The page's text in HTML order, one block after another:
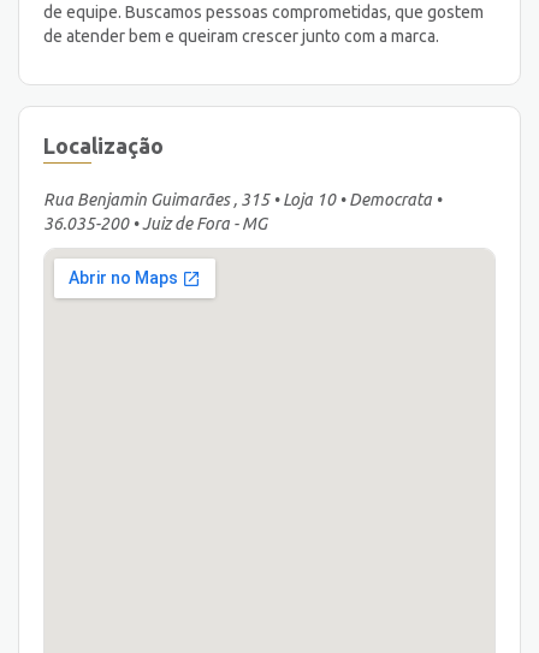
de equipe. Buscamos pessoas comprometidas, que gostem
de atender bem e queiram crescer junto com a marca.
Localização
Rua Benjamin Guimarães , 315 • Loja 10 • Democrata •
36.035-200 • Juiz de Fora - MG